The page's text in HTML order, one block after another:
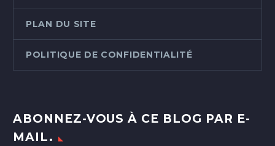
PLAN DU SITE
POLITIQUE DE CONFIDENTIALITÉ
ABONNEZ-VOUS À CE BLOG PAR E-
MAIL.